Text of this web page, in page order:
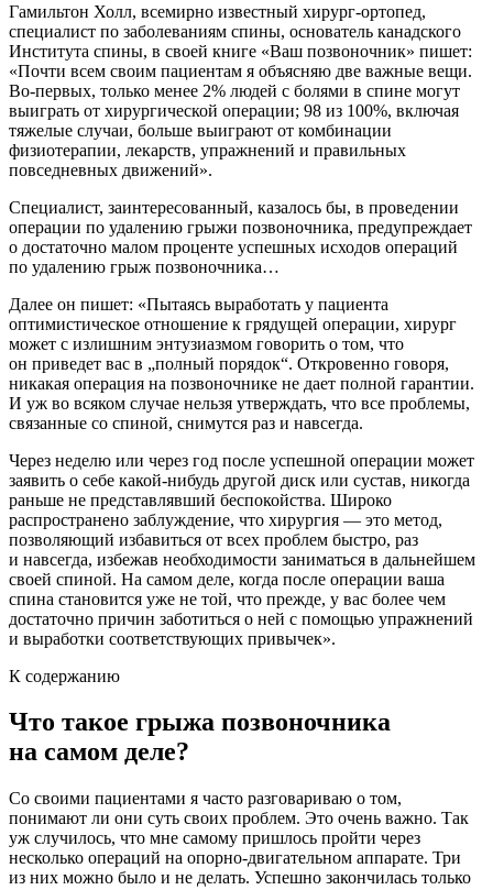
Гамильтон Холл, всемирно известный хирург-ортопед,
специалист по заболеваниям спины, основатель канадского
Института спины, в своей книге «Ваш позвоночник» пишет:
«Почти всем своим пациентам я объясняю две важные вещи.
Во-первых, только менее 2% людей с болями в спине могут
выиграть от хирургической операции; 98 из 100%, включая
тяжелые случаи, больше выиграют от комбинации
физиотерапии, лекарств, упражнений и правильных
повседневных движений».
Специалист, заинтересованный, казалось бы, в проведении
операции по удалению грыжи позвоночника, предупреждает
о достаточно малом проценте успешных исходов операций
по удалению грыж позвоночника…
Далее он пишет: «Пытаясь выработать у пациента
оптимистическое отношение к грядущей операции, хирург
может с излишним энтузиазмом говорить о том, что
он приведет вас в „полный порядок“. Откровенно говоря,
никакая операция на позвоночнике не дает полной гарантии.
И уж во всяком случае нельзя утверждать, что все проблемы,
связанные со спиной, снимутся раз и навсегда.
Через неделю или через год после успешной операции может
заявить о себе какой-нибудь другой диск или сустав, никогда
раньше не представлявший беспокойства. Широко
распространено заблуждение, что хирургия — это метод,
позволяющий избавиться от всех проблем быстро, раз
и навсегда, избежав необходимости заниматься в дальнейшем
своей спиной. На самом деле, когда после операции ваша
спина становится уже не той, что прежде, у вас более чем
достаточно причин заботиться о ней с помощью упражнений
и выработки соответствующих привычек».
К содержанию
Что такое грыжа позвоночника
на самом деле?
Со своими пациентами я часто разговариваю о том,
понимают ли они суть своих проблем. Это очень важно. Так
уж случилось, что мне самому пришлось пройти через
несколько операций на опорно-двигательном аппарате. Три
из них можно было и не делать. Успешно закончилась только